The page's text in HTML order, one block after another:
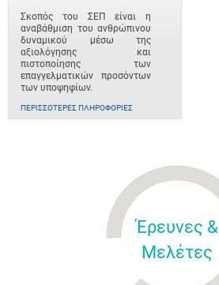
Σκοπός του ΣΕΠ είναι η
αναβάθμιση του ανθρώπινου
δυναμικού μέσω της
αξιολόγησης και
πιστοποίησης των
επαγγελματικών προσόντων
των υποψηφίων.
ΠΕΡΙΣΣΌΤΕΡΕΣ ΠΛΗΡΟΦΟΡΊΕΣ
Έρευνες &
Μελέτες